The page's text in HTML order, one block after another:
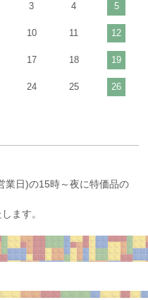
3 4 5
10 11 12
17 18 19
24 25 26
業日)の15時～夜に特価品の
ます。